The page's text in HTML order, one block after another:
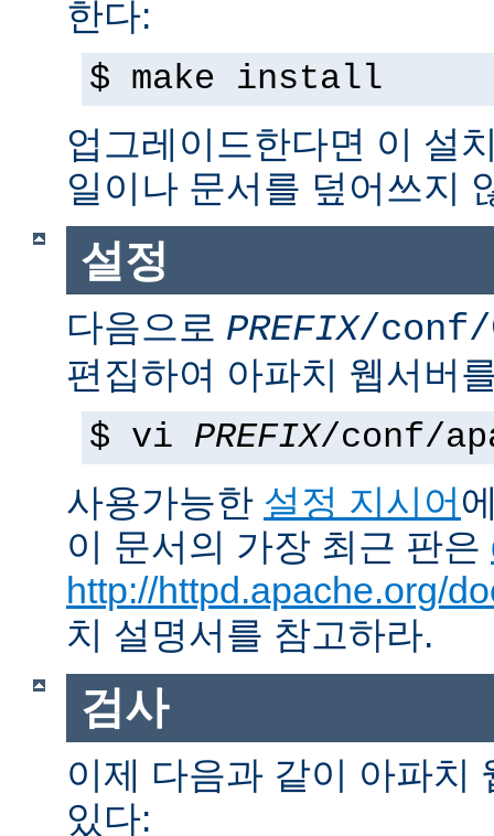
한다:
$ make install
업그레이드한다면 이 설
일이나 문서를 덮어쓰지
설정
다음으로 PREFIX/conf/
편집하여 아파치 웹서버
$ vi PREFIX/conf/
사용가능한 설정 지시어
이 문서의 가장 최근 판은
http://httpd.apache.org/
치 설명서를 참고하라.
검사
이제 다음과 같이 아파치
있다: